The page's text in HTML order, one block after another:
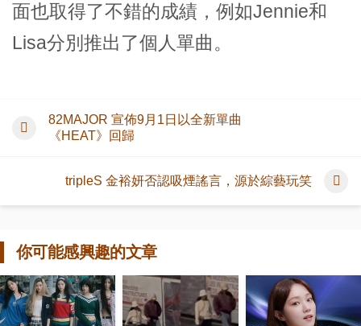
面也取得了不錯的成績，例如Jennie和
Lisa分別推出了個人單曲。
82MAJOR 宣佈9月1日以全新單曲
《HEAT》回歸
tripleS 金裕妍否認吸煙謠言，源於綜藝玩笑
你可能感興趣的文章